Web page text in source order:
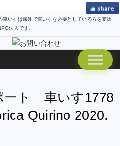
車いすは海外で車いすを必要としている方を支援
法人です。
ート 車いす1778
Quirino 2020.